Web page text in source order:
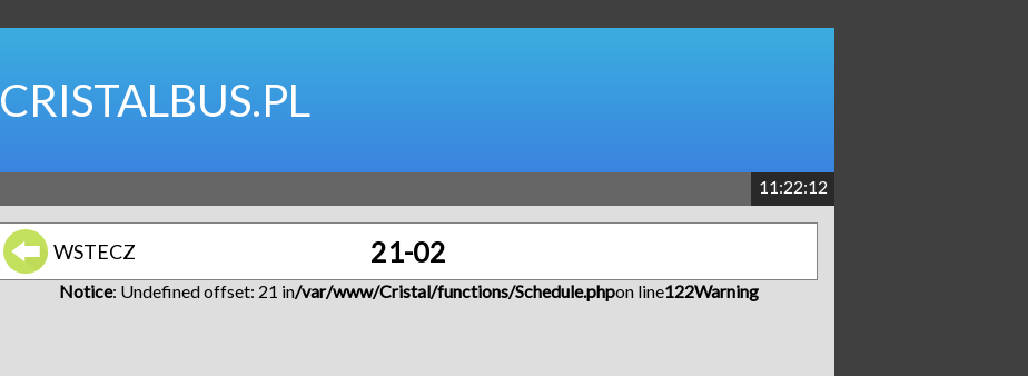
CRISTALBUS.PL
11:22:12
WSTECZ 21-02
Notice: Undefined offset: 21 in/var/www/Cristal/functions/Schedule.phpon line122Warning